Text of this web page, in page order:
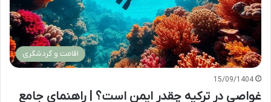
اقامت و گردشگری
15/09/1404
غواصی در ترکیه چقدر ایمن است؟ | راهنمای جامع